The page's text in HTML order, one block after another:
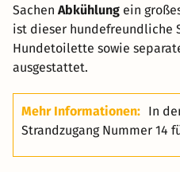
Sachen Abkühlung ein
ist dieser hundefreundliche
Hundetoilette sowie
ausgestattet.
Mehr Informationen: In
Strandzugang Nummer 14